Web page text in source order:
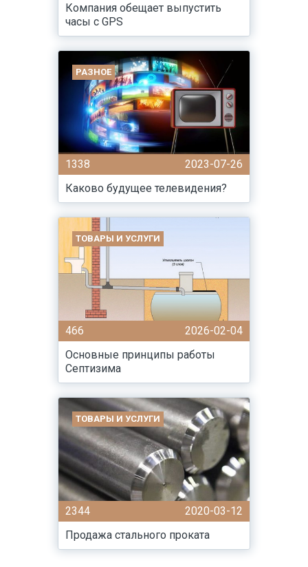
Компания обещает выпустить
часы с GPS
РАЗНОЕ
1338
2023-07-26
Каково будущее телевидения?
ТОВАРЫ И УСЛУГИ
466
2026-02-04
Основные принципы работы
Септизима
ТОВАРЫ И УСЛУГИ
2344
2020-03-12
Продажа стального проката